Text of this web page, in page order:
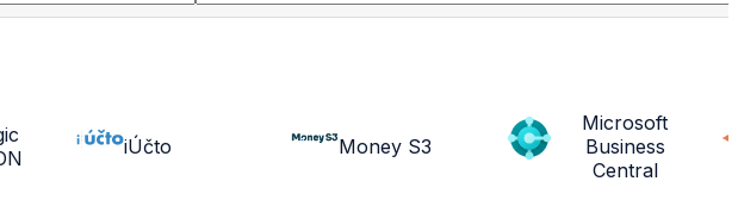
iÚčto Money S3
Microsoft
Business
Central